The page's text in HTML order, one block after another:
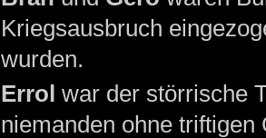
Kriegsausbruch
wurden.
Errol war der störrische
niemanden ohne